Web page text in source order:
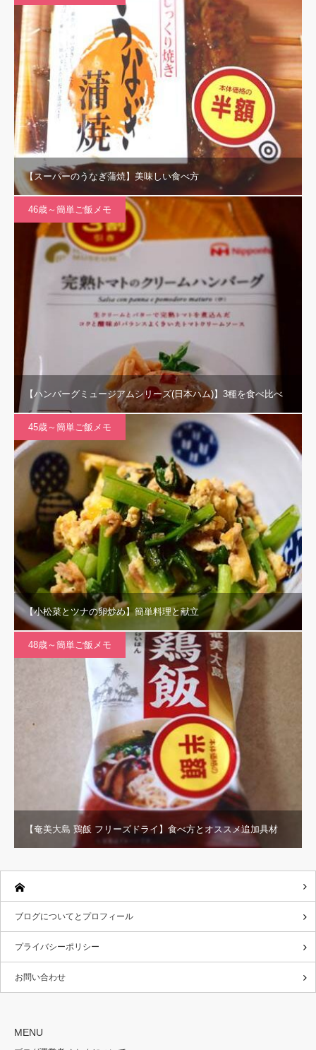
【スーパーのうなぎ蒲焼】美味しい食べ方
46歳～簡単ご飯メモ
【ハンバーグミュージアムシリーズ(日本ハム)】3種を食べ比べ
45歳～簡単ご飯メモ
【小松菜とツナの卵炒め】簡単料理と献立
48歳～簡単ご飯メモ
【奄美大島 鶏飯 フリーズドライ】食べ方とオススメ追加具材
ブログについてとプロフィール
プライバシーポリシー
お問い合わせ
MENU